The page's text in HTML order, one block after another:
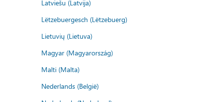
Latviešu (Latvija)
Lëtzebuergesch (Lëtzebuerg)
Lietuvių (Lietuva)
Magyar (Magyarország)
Malti (Malta)
Nederlands (België)